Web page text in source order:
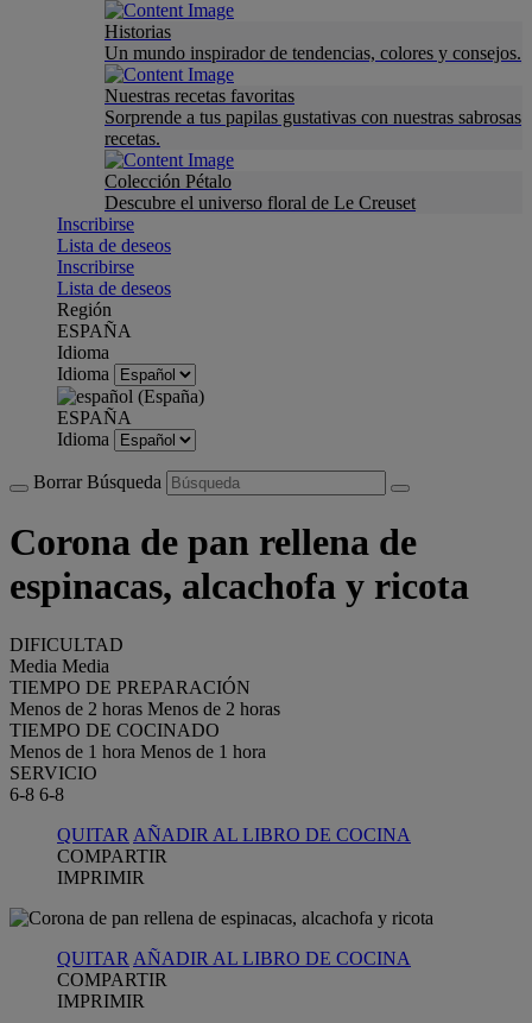
Historias
Un mundo inspirador de tendencias, colores y consejos.
Nuestras recetas favoritas
Sorprende a tus papilas gustativas con nuestras sabrosas
recetas.
Colección Pétalo
Descubre el universo floral de Le Creuset
Inscribirse
Lista de deseos
Inscribirse
Lista de deseos
Región
ESPAÑA
Idioma
Idioma
ESPAÑA
Idioma
Borrar Búsqueda
Corona de pan rellena de
espinacas, alcachofa y ricota
DIFICULTAD
Media Media
TIEMPO DE PREPARACIÓN
Menos de 2 horas Menos de 2 horas
TIEMPO DE COCINADO
Menos de 1 hora Menos de 1 hora
SERVICIO
6-8 6-8
QUITAR AÑADIR AL LIBRO DE COCINA
COMPARTIR
IMPRIMIR
QUITAR AÑADIR AL LIBRO DE COCINA
COMPARTIR
IMPRIMIR